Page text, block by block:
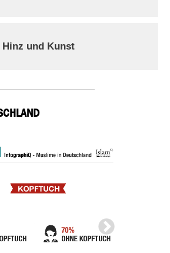
Hinz und Kunst